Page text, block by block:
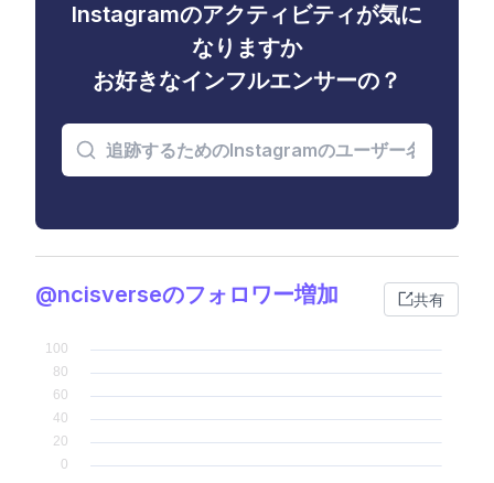
Instagramのアクティビティが気に
なりますか
お好きなインフルエンサーの？
@ncisverseのフォロワー増加 共有